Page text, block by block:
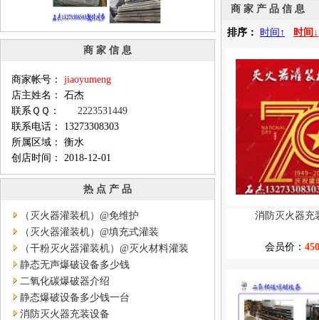
商 家 信 息
商家帐号： jiaoyumeng
店主姓名： 石杰
联系ＱＱ：
2223531449
联系电话： 13273308303
所属区域： 衡水
创店时间： 2018-12-01
热 点 产 品
（灭火器灌装机）@免维护
（灭火器灌装机）@填充式灌装
（干粉灭火器灌装机）@灭火材料灌装
静态无声爆破设备多少钱
二氧化碳爆破器介绍
静态爆破设备多少钱一台
消防灭火器充装设备
商 家 产 品 信 息
排序： 时间↑ 时间↓
消防灭火器充
会员价：